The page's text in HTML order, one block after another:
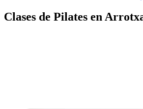
Clases de Pilates en